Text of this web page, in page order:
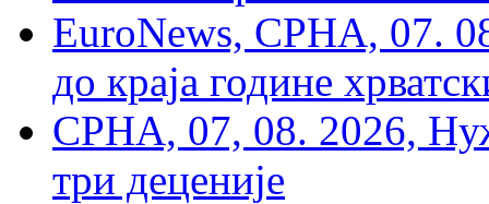
EuroNews, СРНА, 07.
до краја године
СРНА, 07, 08. 2026,
три деценије